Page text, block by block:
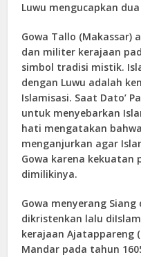
Luwu mengucapkan
Gowa Tallo
dan militer kerajaan
simbol tradisi mistik.
dengan Luwu adalah
Islamisasi. Saat Dato’
untuk menyebarkan
hati mengatakan
menganjurkan agar
Gowa karena
dimilikinya.
Gowa menyerang
dikristenkan lalu
kerajaan Ajatappareng
Mandar pada tahun